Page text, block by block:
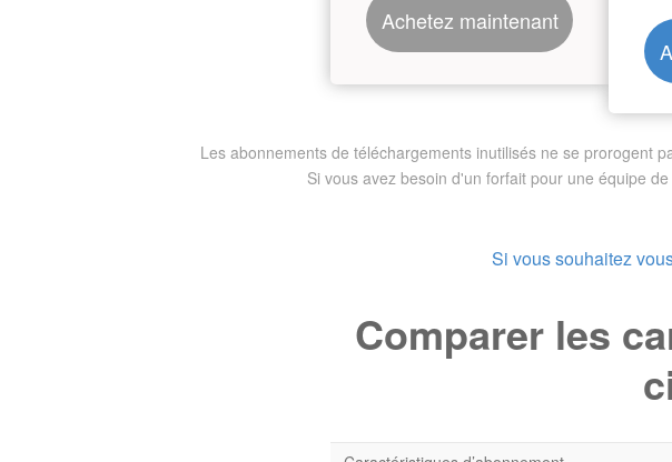
Achetez maintenant
Les abonnements de téléchargements inutilisés ne se prorogent
Si vous avez besoin d'un forfait pour une équipe
Si vous souhaitez
Comparer les